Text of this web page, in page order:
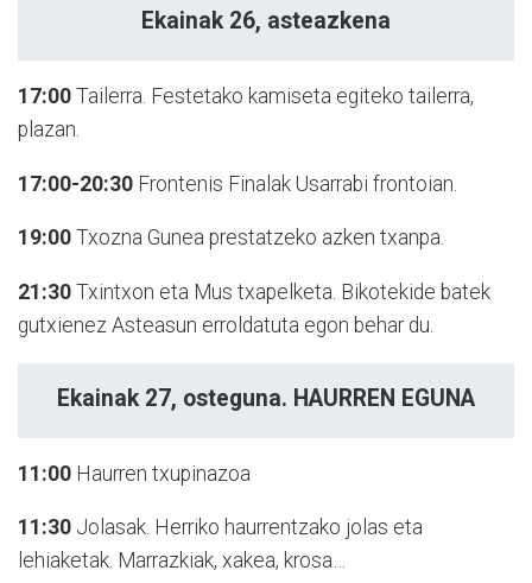
Ekainak 26, asteazkena
17:00 Tailerra. Festetako kamiseta egiteko tailerra,
plazan.
17:00-20:30 Frontenis Finalak Usarrabi frontoian.
19:00 Txozna Gunea prestatzeko azken txanpa.
21:30 Txintxon eta Mus txapelketa. Bikotekide batek
gutxienez Asteasun erroldatuta egon behar du.
Ekainak 27, osteguna. HAURREN EGUNA
11:00 Haurren txupinazoa
11:30 Jolasak. Herriko haurrentzako jolas eta
lehiaketak. Marrazkiak, xakea, krosa…